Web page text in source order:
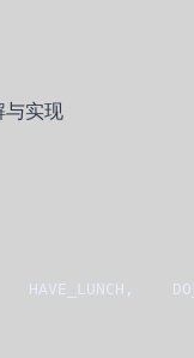
HAVE_LUNCH,